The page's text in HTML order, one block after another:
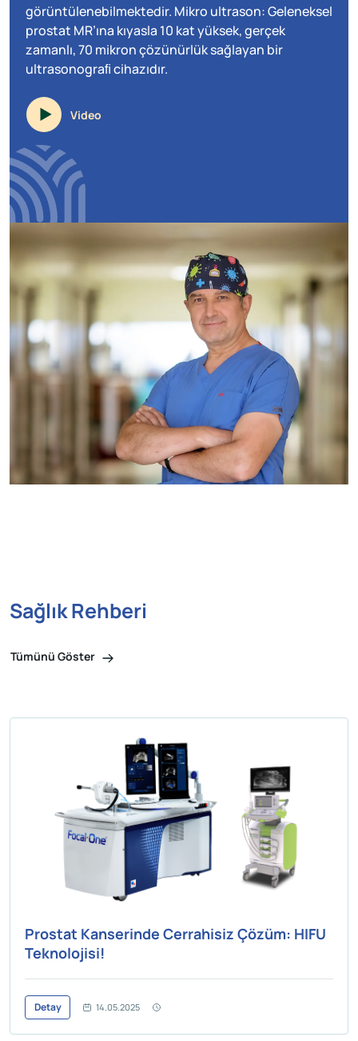
görüntülenebilmektedir. Mikro ultrason: Geleneksel
prostat MR’ına kıyasla 10 kat yüksek, gerçek
zamanlı, 70 mikron çözünürlük sağlayan bir
ultrasonograﬁ cihazıdır.
Video
Sağlık Rehberi
Tümünü Göster
Prostat Kanserinde Cerrahisiz Çözüm: HIFU
Teknolojisi!
Detay 14.05.2025